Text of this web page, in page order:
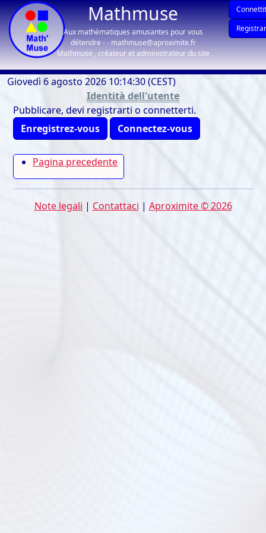
Mathmuse
Aux mathématiques amusantes pour vous
détendre - - mathmuse@aproximite.fr
Mathmuse , créateur et administrateur du site
Giovedì 6 agosto 2026 10:14:30 (CEST)
| visiteurs: 3080
Identità dell'utente
Pubblicare, devi registrarti o connetterti.
Enregistrez-vous
Connectez-vous
Pagina precedente
Note legali | Contattaci | Aproximite © 2026